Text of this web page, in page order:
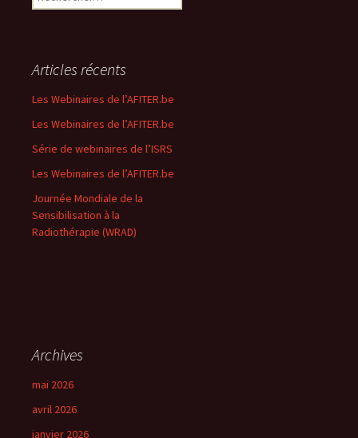
e
r
c
e
r
:
Articles récents
Les Webinaires de l’AFITER.be
Les Webinaires de l’AFITER.be
Série de webinaires de l’ISRS
Les Webinaires de l’AFITER.be
Journée Mondiale de la
Sensibilisation à la
Radiothérapie (WRAD)
Archives
mai 2026
avril 2026
janvier 2026